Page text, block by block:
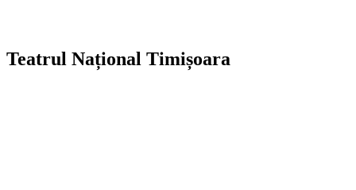
Teatrul Național Timișoara